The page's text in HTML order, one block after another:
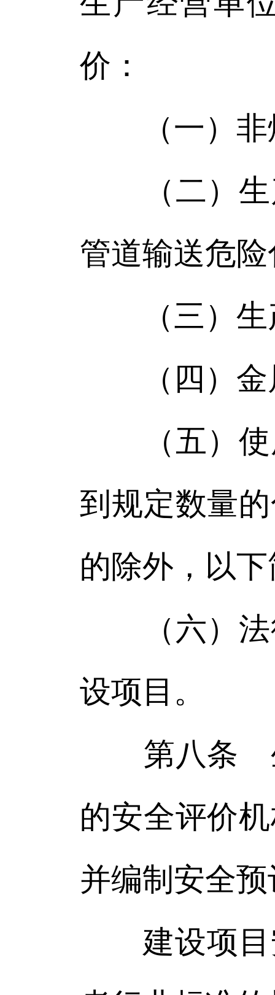
价：
（一）非
（二）生
管道输送危
（三）生
（四）金
（五）使
到规定数量
的除外，以
（六）法
设项目。
第八条 生
的安全评价
并编制安全
建设项目